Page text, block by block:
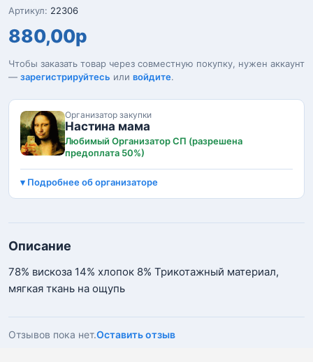
Артикул: 22306
880,00р
Чтобы заказать товар через совместную покупку, нужен аккаунт
— зарегистрируйтесь или войдите.
Организатор закупки
Настина мама
Любимый Организатор СП (разрешена
предоплата 50%)
Подробнее об организаторе
Описание
78% вискоза 14% хлопок 8% Трикотажный материал,
мягкая ткань на ощупь
Отзывов пока нет.Оставить отзыв